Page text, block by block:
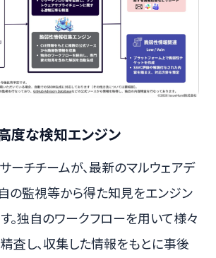
度な検知エンジン
ーチチームが、最新のマルウェアデ
の監視等から得た知見をエンジン
。独自のワークフローを用いて様々
査し、収集した情報をもとに事後